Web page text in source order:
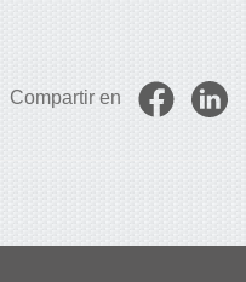
Compartir en